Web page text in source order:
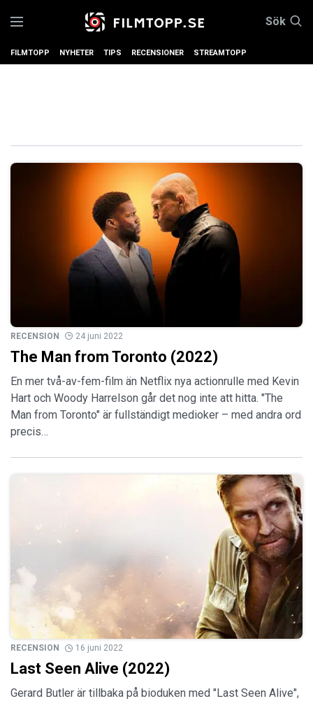
Sök
FILMTOPP NYHETER TIPS RECENSIONER STREAMTOPP
RECENSION 24 juni 2022
The Man from Toronto (2022)
En mer två-av-fem-film än Netflix nya actionrulle med Kevin
Hart och Woody Harrelson går det nog inte att hitta. "The
Man from Toronto" är fullständigt medioker – med andra ord
precis…
RECENSION 16 juni 2022
Last Seen Alive (2022)
Gerard Butler är tillbaka på bioduken med "Last Seen Alive",